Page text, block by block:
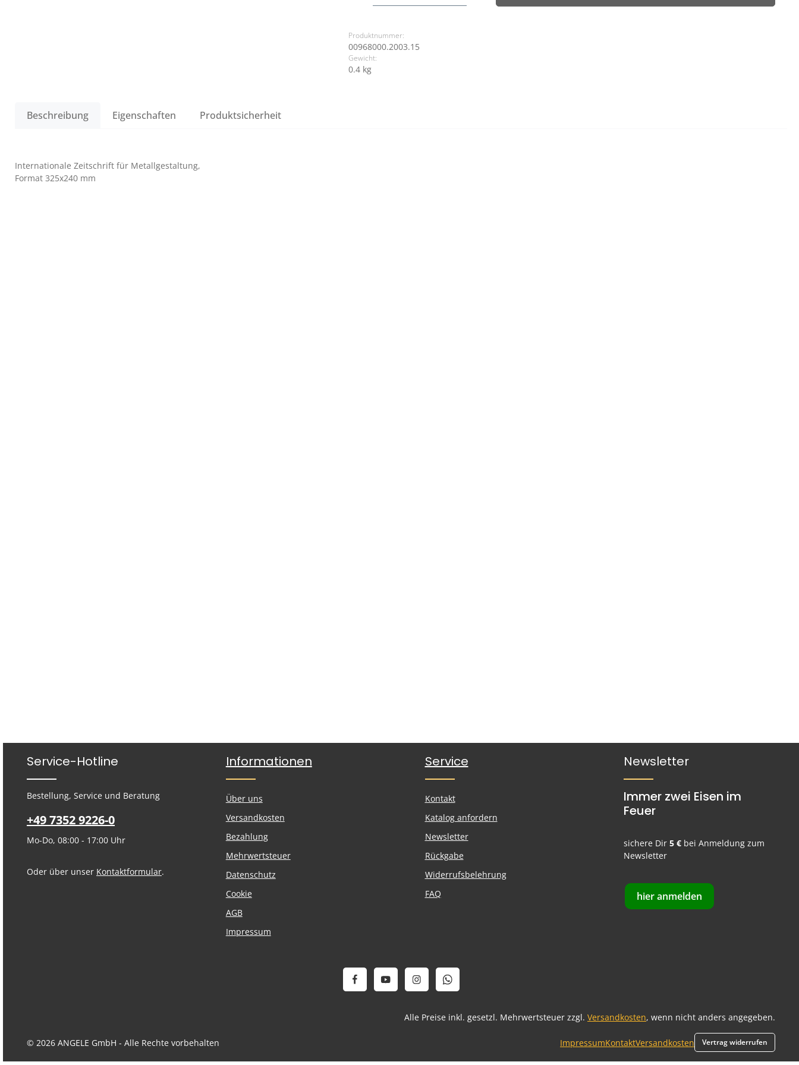
Produktnummer:
00968000.2003.15
Gewicht:
0.4 kg
Beschreibung Eigenschaften Produktsicherheit
Internationale Zeitschrift für Metallgestaltung,
Format 325x240 mm
Service-Hotline
Bestellung, Service und Beratung
+49 7352 9226-0
Mo-Do, 08:00 - 17:00 Uhr
Oder über unser Kontaktformular.
Informationen
Über uns
Versandkosten
Bezahlung
Mehrwertsteuer
Datenschutz
Cookie
AGB
Impressum
Service
Kontakt
Katalog anfordern
Newsletter
Rückgabe
Widerrufsbelehrung
FAQ
Newsletter
Immer zwei Eisen im
Feuer
sichere Dir5 € bei Anmeldung zum
Newsletter
hier anmelden
Alle Preise inkl. gesetzl. Mehrwertsteuer zzgl. Versandkosten, wenn nicht anders angegeben.
© 2026 ANGELE GmbH - Alle Rechte vorbehalten ImpressumKontaktVersandkosten Vertrag widerrufen